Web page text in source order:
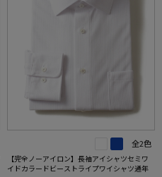
全2色
【完全ノーアイロン】長袖アイシャツセミワ
イドカラードビーストライプワイシャツ通年